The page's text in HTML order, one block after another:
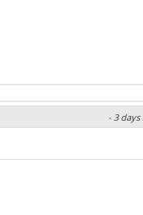
- 3 days